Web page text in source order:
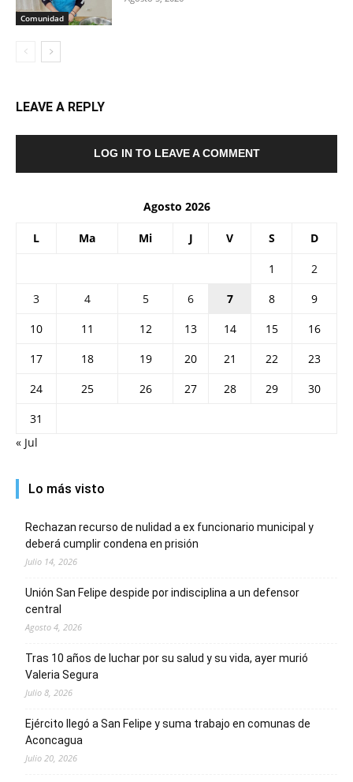
Comunidad
LEAVE A REPLY
LOG IN TO LEAVE A COMMENT
Agosto 2026
L Ma Mi J V S D
1
2
3
4 5 6 7 8
9
10
11 12 13 14 15
16
17
18 19 20 21 22
23
24
25 26 27 28 29
30
31
« Jul
Lo más visto
Rechazan recurso de nulidad a ex funcionario municipal y
deberá cumplir condena en prisión
Julio 14, 2026
Unión San Felipe despide por indisciplina a un defensor
central
Agosto 4, 2026
Tras 10 años de luchar por su salud y su vida, ayer murió
Valeria Segura
Julio 8, 2026
Ejército llegó a San Felipe y suma trabajo en comunas de
Aconcagua
Julio 20, 2026